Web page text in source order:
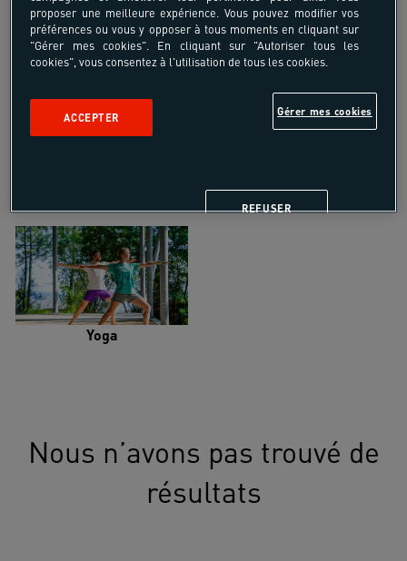
Trail Trek-Randonnée pédestre
Vélo de randonnée
Yoga
Nous n’avons pas trouvé de
résultats
proposer une meilleure expérience. Vous pouvez modifier vos
préférences ou vous y opposer à tous moments en cliquant sur
"Gérer mes cookies". En cliquant sur "Autoriser tous les
cookies", vous consentez à l'utilisation de tous les cookies.
Gérer mes cookies
REFUSER
ACCEPTER